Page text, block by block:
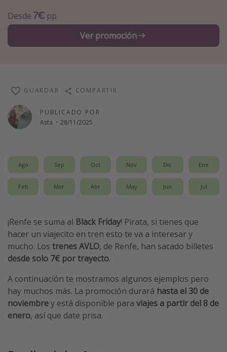
Albania
Viajes en tren
Viajar sola como mujer
Ofertas para Vacaciones Activas
Vacaciones de Playa
Viajes para singles
Escapadas románticas
Más temas
Trabajar en el extranjero
Cruceros por el Mediterráneo
Guía de equipaje de mano
Parques de atracciones
Viaja con musicales
Desde 7€ pp
Ver promoción
PUBLICADO POR
Asta · 28/11/2025
GUARDAR COMPARTIR
Ago Sep Oct Nov Dic Ene
Feb Mar Abr May Jun Jul
¡Renfe se suma al Black Friday! Pirata, si tienes que
hacer un viajecito en tren esto te va a interesar y
mucho. Los trenes AVLO, de Renfe, han sacado billetes
desde solo 7€ por trayecto.
A continuación te mostramos algunos ejemplos pero
hay muchos más. La promoción durará hasta el 30 de
noviembrey está disponible para viajes a partir del 8 de
enero, así que date prisa.